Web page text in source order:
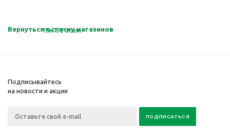
Вернуться к списку магазинов
Подписывайтесь
на новости и акции